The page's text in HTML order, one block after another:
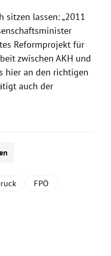
lassen: „2011
Reformprojekt für
zwischen AKH und
hier an den richtigen
auch der
FPÖ